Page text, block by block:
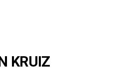
KRUIZ